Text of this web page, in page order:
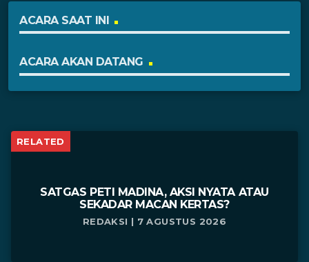
ACARA SAAT INI
ACARA AKAN DATANG
RELATED
SATGAS PETI MADINA, AKSI NYATA ATAU
SEKADAR MACAN KERTAS?
REDAKSI | 7 AGUSTUS 2026